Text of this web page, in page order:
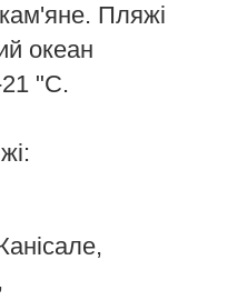
Пляжі
океан
"C.